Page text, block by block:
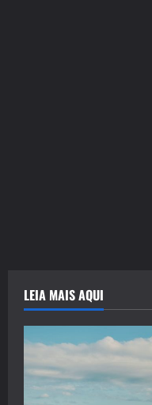
LEIA MAIS AQUI